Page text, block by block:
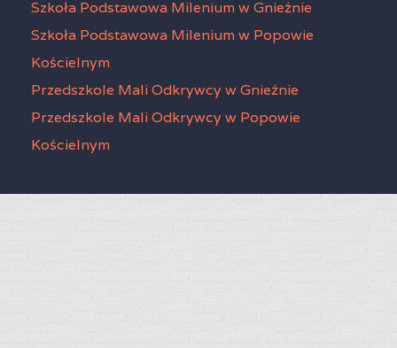
Szkoła Podstawowa Milenium w Gnieźnie
Szkoła Podstawowa Milenium w Popowie
Kościelnym
Przedszkole Mali Odkrywcy w Gnieźnie
Przedszkole Mali Odkrywcy w Popowie
Kościelnym